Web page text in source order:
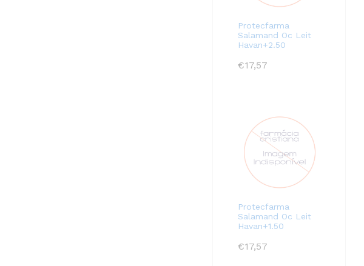
Protecfarma
Salamand Oc Leit
Havan+2.50
€17,57
Protecfarma
Salamand Oc Leit
Havan+1.50
€17,57